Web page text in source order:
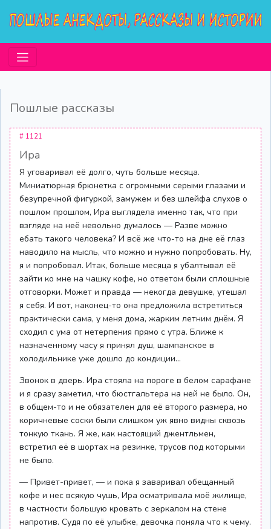
Пошлые рассказы
# 1121
Ира
Я уговаривал её долго, чуть больше месяца.
Миниатюрная брюнетка с огромными серыми глазами и
безупречной фигуркой, замужем и без шлейфа слухов о
пошлом прошлом, Ира выглядела именно так, что при
взгляде на неё невольно думалось — Разве можно
ебать такого человека? И всё же что-то на дне её глаз
наводило на мысль, что можно и нужно попробовать. Ну,
я и попробовал. Итак, больше месяца я убалтывал её
зайти ко мне на чашку кофе, но ответом были сплошные
отговорки. Может и правда — некогда девушке, утешал
я себя. И вот, наконец-то она предложила встретиться
практически сама, у меня дома, жарким летним днём. Я
сходил с ума от нетерпения прямо с утра. Ближе к
назначенному часу я принял душ, шампанское в
холодильнике уже дошло до кондиции…
Звонок в дверь. Ира стояла на пороге в белом сарафане
и я сразу заметил, что бюстгальтера на ней не было. Он,
в общем-то и не обязателен для её второго размера, но
коричневые соски были слишком уж явно видны сквозь
тонкую ткань. Я же, как настоящий джентльмен,
встретил её в шортах на резинке, трусов под которыми
не было.
— Привет-привет, — и пока я заваривал обещанный
кофе и нес всякую чушь, Ира осматривала моё жилище,
в частности большую кровать с зеркалом на стене
напротив. Судя по её улыбке, девочка поняла что к чему.